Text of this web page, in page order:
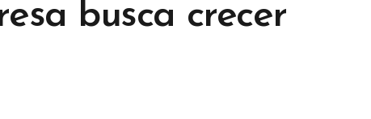
busca crecer